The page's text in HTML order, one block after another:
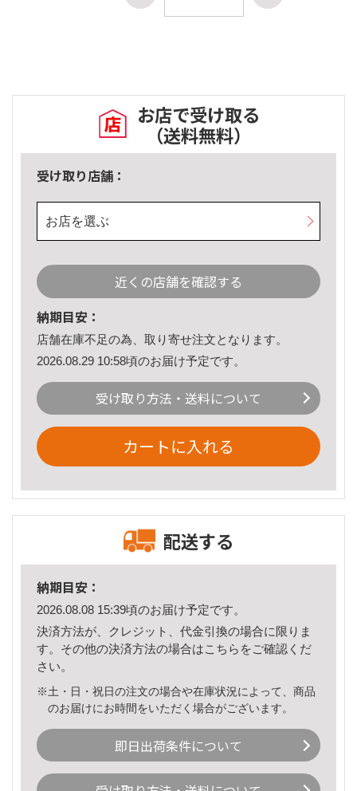
お店で受け取る
（送料無料）
受け取り店舗：
お店を選ぶ
近くの店舗を確認する
納期目安：
店舗在庫不足の為、取り寄せ注文となります。
2026.08.29 10:58頃のお届け予定です。
受け取り方法・送料について
カートに入れる
配送する
納期目安：
2026.08.08 15:39頃のお届け予定です。
決済方法が、クレジット、代金引換の場合に限りま
す。その他の決済方法の場合はこちら をご確認くだ
さい。
※土・日・祝日の注文の場合や在庫状況によって、商品
のお届けにお時間をいただく場合がございます。
即日出荷条件について